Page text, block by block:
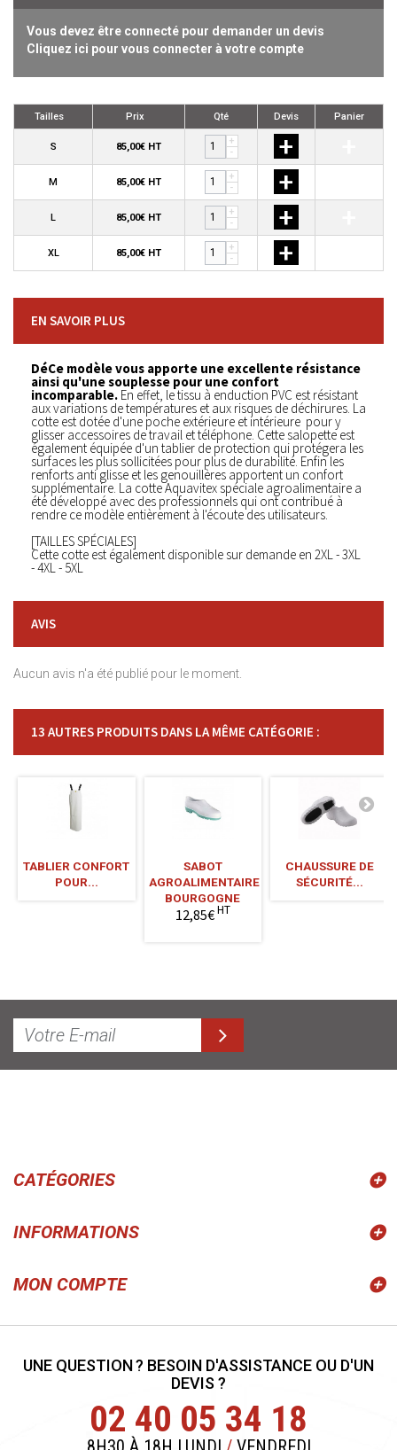
Vous devez être connecté pour demander un devis
Cliquez ici pour vous connecter à votre compte
Tailles Prix Qté Devis Panier
S 85,00€ HT
+
-
+
M 85,00€ HT
+
-
+
L 85,00€ HT
+
-
+
XL 85,00€ HT
+
-
+
EN SAVOIR PLUS
DéCe modèle vous apporte une excellente résistance
ainsi qu'une souplesse pour une confort
incomparable. En effet, le tissu à enduction PVC est résistant
aux variations de températures et aux risques de déchirures. La
cotte est dotée d'une poche extérieure et intérieure pour y
glisser accessoires de travail et téléphone. Cette salopette est
également équipée d'un tablier de protection qui protégera les
surfaces les plus sollicitées pour plus de durabilité. Enfin les
renforts anti glisse et les genouillères apportent un confort
supplémentaire. La cotte Aquavitex spéciale agroalimentaire a
été développé avec des professionnels qui ont contribué à
rendre ce modèle entièrement à l'écoute des utilisateurs.
[TAILLES SPÉCIALES]
Cette cotte est également disponible sur demande en 2XL - 3XL
- 4XL - 5XL
AVIS
Aucun avis n'a été publié pour le moment.
13 AUTRES PRODUITS DANS LA MÊME CATÉGORIE :
TABLIER CONFORT
POUR...
SABOT
AGROALIMENTAIRE
BOURGOGNE
12,85€HT
CHAUSSURE DE
SÉCURITÉ...
CATÉGORIES
INFORMATIONS
MON COMPTE
UNE QUESTION ? BESOIN D'ASSISTANCE OU D'UN
DEVIS ?
02 40 05 34 18